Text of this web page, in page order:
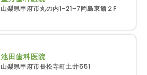
山梨県甲府市丸の内1-21-7岡島東館２F
池田歯科医院
山梨県甲府市長松寺町土井551